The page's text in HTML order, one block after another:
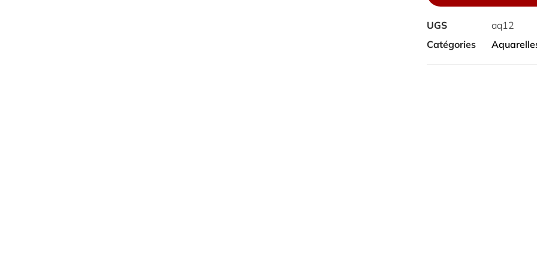
Noël,
4
6
UGS
aq12
Catégories